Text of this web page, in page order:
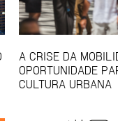
A CRISE DA
OPORTUNIDADE
CULTURA URBANA